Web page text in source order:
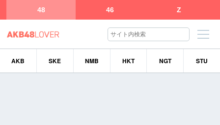
48 46 Z
AKB SKE NMB HKT NGT STU